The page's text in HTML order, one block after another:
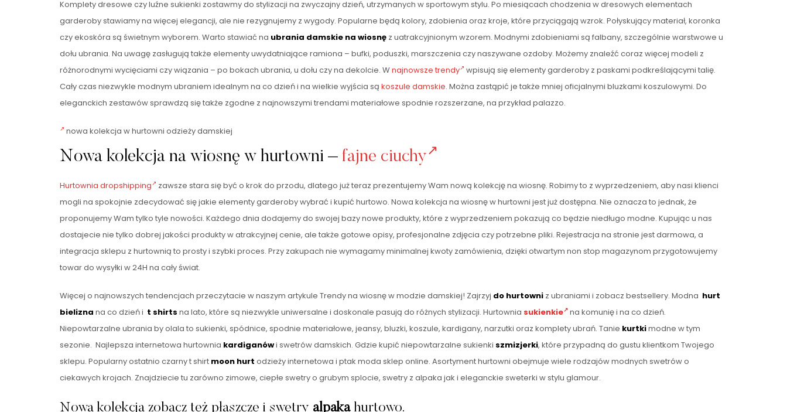
Komplety dresowe czy luźne sukienki zostawmy do stylizacji na zwyczajny dzień, utrzymanych w sportowym stylu. Po miesiącach chodzenia w dresowych elementach
garderoby stawiamy na więcej elegancji, ale nie rezygnujemy z wygody. Popularne będą kolory, zdobienia oraz kroje, które przyciągają wzrok. Połyskujący materiał, koronka
czy ekoskóra są świetnym wyborem. Warto stawiać na ubrania damskie na wiosnę z uatrakcyjnionym wzorem. Modnymi zdobieniami są falbany, szczególnie warstwowe u
dołu ubrania. Na uwagę zasługują także elementy uwydatniające ramiona – bufki, poduszki, marszczenia czy naszywane ozdoby. Możemy znaleźć coraz więcej modeli z
różnorodnymi wycięciami czy wiązania – po bokach ubrania, u dołu czy na dekolcie. Wnajnowsze trendy wpisują się elementy garderoby z paskami podkreślającymi talię.
Cały czas niezwykle modnym ubraniem idealnym na co dzień i na wielkie wyjścia są koszule damskie. Można zastąpić je także mniej oficjalnymi bluzkami koszulowymi. Do
eleganckich zestawów sprawdzą się także zgodne z najnowszymi trendami materiałowe spodnie rozszerzane, na przykład palazzo.
nowa kolekcja w hurtowni odzieży damskiej
Nowa kolekcja na wiosnę w hurtowni – fajne ciuchy
Hurtownia dropshipping
zawsze stara się być o krok do przodu, dlatego już teraz prezentujemy Wam nową kolekcję na wiosnę. Robimy to z wyprzedzeniem, aby nasi klienci
mogli na spokojnie zdecydować się jakie elementy garderoby wybrać i kupić hurtowo. Nowa kolekcja na wiosnę w hurtowni jest już dostępna. Nie oznacza to jednak, że
proponujemy Wam tylko tyle nowości. Każdego dnia dodajemy do swojej bazy nowe produkty, które z wyprzedzeniem pokazują co będzie niedługo modne. Kupując u nas
dostajecie nie tylko dobrej jakości produkty w atrakcyjnej cenie, ale także gotowe opisy, profesjonalne zdjęcia czy potrzebne pliki. Rejestracja na stronie jest darmowa, a
integracja sklepu z hurtownią to prosty i szybki proces. Przy zakupach nie wymagamy minimalnej kwoty zamówienia, dzięki otwartym non stop magazynom przygotowujemy
towar do wysyłki w 24H na cały świat.
Więcej o najnowszych tendencjach przeczytacie w naszym artykule Trendy na wiosnę w modzie damskiej! Zajrzyj do hurtowni z ubraniami i zobacz bestsellery. Modna hurt
bielizna na co dzień i t shirts na lato, które są niezwykle uniwersalne i doskonale pasują do różnych stylizacji. Hurtownia sukienkie na komunię i na co dzień.
Niepowtarzalne ubrania by olala to sukienki, spódnice, spodnie materiałowe, jeansy, bluzki, koszule, kardigany, narzutki oraz komplety ubrań. Tanie kurtkimodne w tym
sezonie. Najlepsza internetowa hurtownia kardiganówi swetrów damskich. Gdzie kupić niepowtarzalne sukienki szmizjerki, które przypadną do gustu klientkom Twojego
sklepu. Popularny ostatnio czarny t shirt moon hurt odzieży internetowa i ptak moda sklep online. Asortyment hurtowni obejmuje wiele rodzajów modnych swetrów o
ciekawych krojach. Znajdziecie tu zarówno zimowe, ciepłe swetry o grubym splocie, swetry z alpaka jak i eleganckie sweterki w stylu glamour.
Nowa kolekcja zobacz też płaszcze i swetry alpakahurtowo.